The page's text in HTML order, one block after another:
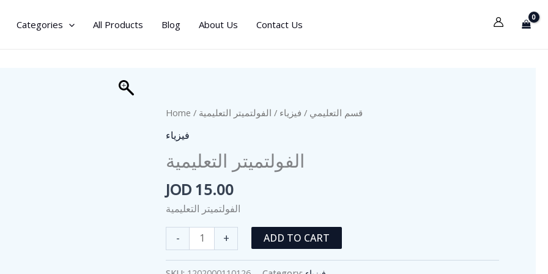
Categories All Products Blog About Us Contact Us
Home / قسم التعليمي / فيزياء / الفولتميتر التعليمية
فيزياء
الفولتميتر التعليمية
JOD 15.00
الفولتميتر التعليمية
-
الفولتميتر
التعليمية
quantity
+ ADD TO CART